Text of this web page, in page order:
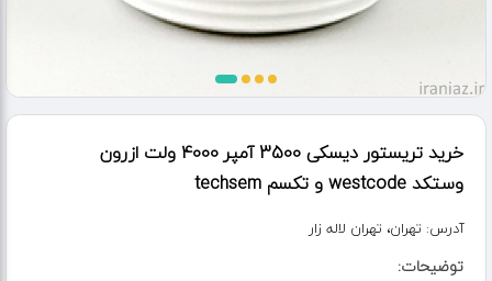
خرید تریستور دیسکی 3500 آمپر 4000 ولت ازرون
وستکد westcode و تکسم techsem
آدرس: تهران، تهران لاله زار
توضیحات: